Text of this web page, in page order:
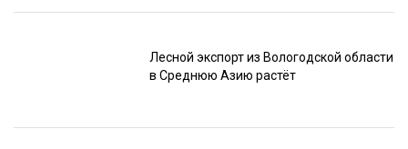
Лесной экспорт из Вологодской области
в Среднюю Азию растёт